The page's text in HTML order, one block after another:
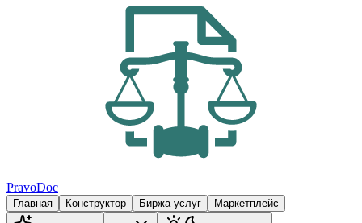
PravoDoc
Главная Конструктор Биржа услуг Маркетплейс